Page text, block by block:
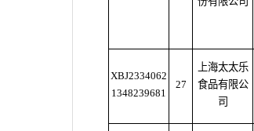
XBJ2334062
1348239681
27
上海太太乐
食品有限公
司